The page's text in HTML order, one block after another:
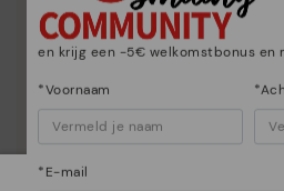
en krijg een -5€ welkomstbonus en
*Voornaam
*E-mail